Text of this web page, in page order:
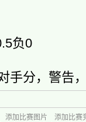
负0
手分，警告
添加比赛图片
添加比赛